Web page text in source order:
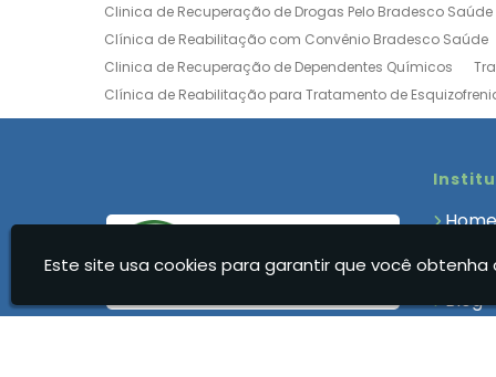
Clinica de Recuperação de Drogas Pelo Bradesco Saúde
Clínica de Reabilitação com Convênio Bradesco Saúde
Clinica de Recuperação de Dependentes Químicos
Clínica de Reabilitação para Tratamento de
Clínica para Dependência Química e Alcoolismo
Clínica de
Clínica de Recuperação para Drogados
Clínica de
Clinica
Clínica para Dependentes Químicos Feminina
Clinica
Blog
Este site usa cookies para garantir que você obtenha